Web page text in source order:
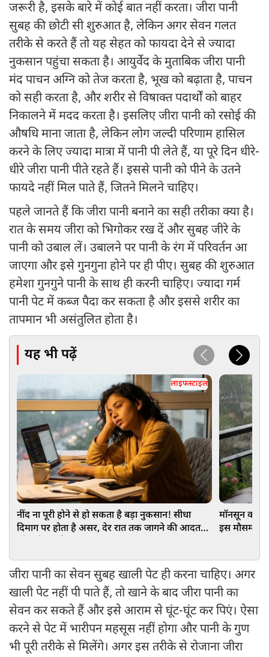
जरूरी है, इसके बारे में कोई बात नहीं करता। जीरा पानी
सुबह की छोटी सी शुरुआत है, लेकिन अगर सेवन गलत
तरीके से करते हैं तो यह सेहत को फायदा देने से ज्यादा
नुकसान पहुंचा सकता है। आयुर्वेद के मुताबिक जीरा पानी
मंद पाचन अग्नि को तेज करता है, भूख को बढ़ाता है, पाचन
को सही करता है, और शरीर से विषाक्त पदार्थों को बाहर
निकालने में मदद करता है। इसलिए जीरा पानी को रसोई की
औषधि माना जाता है, लेकिन लोग जल्दी परिणाम हासिल
करने के लिए ज्यादा मात्रा में पानी पी लेते हैं, या पूरे दिन धीरे-
धीरे जीरा पानी पीते रहते हैं। इससे पानी को पीने के उतने
फायदे नहीं मिल पाते हैं, जितने मिलने चाहिए।
पहले जानते हैं कि जीरा पानी बनाने का सही तरीका क्या है।
रात के समय जीरा को भिगोकर रख दें और सुबह जीरे के
पानी को उबाल लें। उबालने पर पानी के रंग में परिवर्तन आ
जाएगा और इसे गुनगुना होने पर ही पीए। सुबह की शुरुआत
हमेशा गुनगुने पानी के साथ ही करनी चाहिए। ज्यादा गर्म
पानी पेट में कब्ज पैदा कर सकता है और इससे शरीर का
तापमान भी असंतुलित होता है।
यह भी पढ़ें
लाइफस्टाइल
नींद ना पूरी होने से हो सकता है बड़ा नुकसान! सीधा
दिमाग पर होता है असर, देर रात तक जागने की आदत
मॉनसून को
इस मौसम में
जीरा पानी का सेवन सुबह खाली पेट ही करना चाहिए। अगर
खाली पेट नहीं पी पाते हैं, तो खाने के बाद जीरा पानी का
सेवन कर सकते हैं और इसे आराम से घूंट-घूंट कर पिएं। ऐसा
करने से पेट में भारीपन महसूस नहीं होगा और पानी के गुण
भी पूरी तरीके से मिलेंगे। अगर इस तरीके से रोजाना जीरा